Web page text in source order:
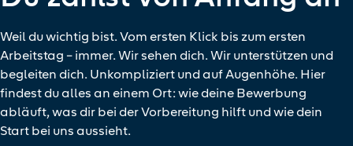
Weil du wichtig bist. Vom ersten Klick bis zum ersten
Arbeitstag – immer. Wir sehen dich. Wir unterstützen und
begleiten dich. Unkompliziert und auf Augenhöhe. Hier
findest du alles an einem Ort: wie deine Bewerbung
abläuft, was dir bei der Vorbereitung hilft und wie dein
Start bei uns aussieht.